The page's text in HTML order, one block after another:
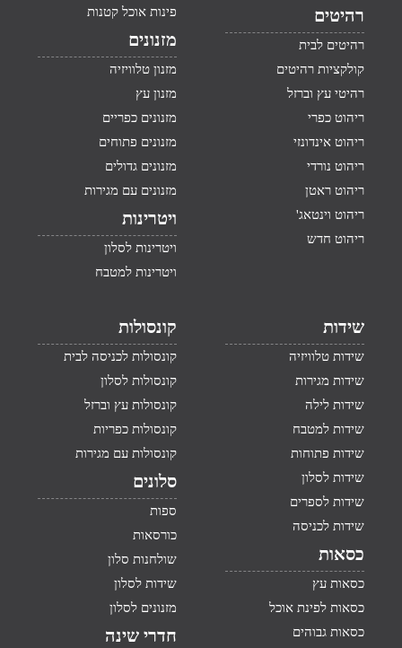
רהיטים
רהיטים לבית
קולקציות רהיטים
רהיטי עץ וברזל
ריהוט כפרי
ריהוט אינדונזי
ריהוט נורדי
ריהוט ראטן
ריהוט וינטאג'
ריהוט חדש
פינות אוכל קטנות
מזנונים
מזנון טלוויזיה
מזנון עץ
מזנונים כפריים
מזנונים פתוחים
מזנונים גדולים
מזנונים עם מגירות
ויטרינות
ויטרינות לסלון
ויטרינות למטבח
שידות
שידות טלוויזיה
שידות מגירות
שידות לילה
שידות למטבח
שידות פתוחות
שידות לסלון
שידות לספרים
שידות לכניסה
כסאות
כסאות עץ
כסאות לפינת אוכל
כסאות גבוהים
קונסולות
קונסולות לכניסה לבית
קונסולות לסלון
קונסולות עץ וברזל
קונסולות כפריות
קונסולות עם מגירות
סלונים
ספות
כורסאות
שולחנות סלון
שידות לסלון
מזנונים לסלון
חדרי שינה